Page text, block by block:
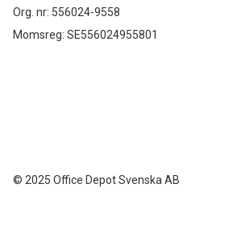
Org. nr: 556024-9558
Momsreg: SE556024955801
© 2025 Office Depot Svenska AB